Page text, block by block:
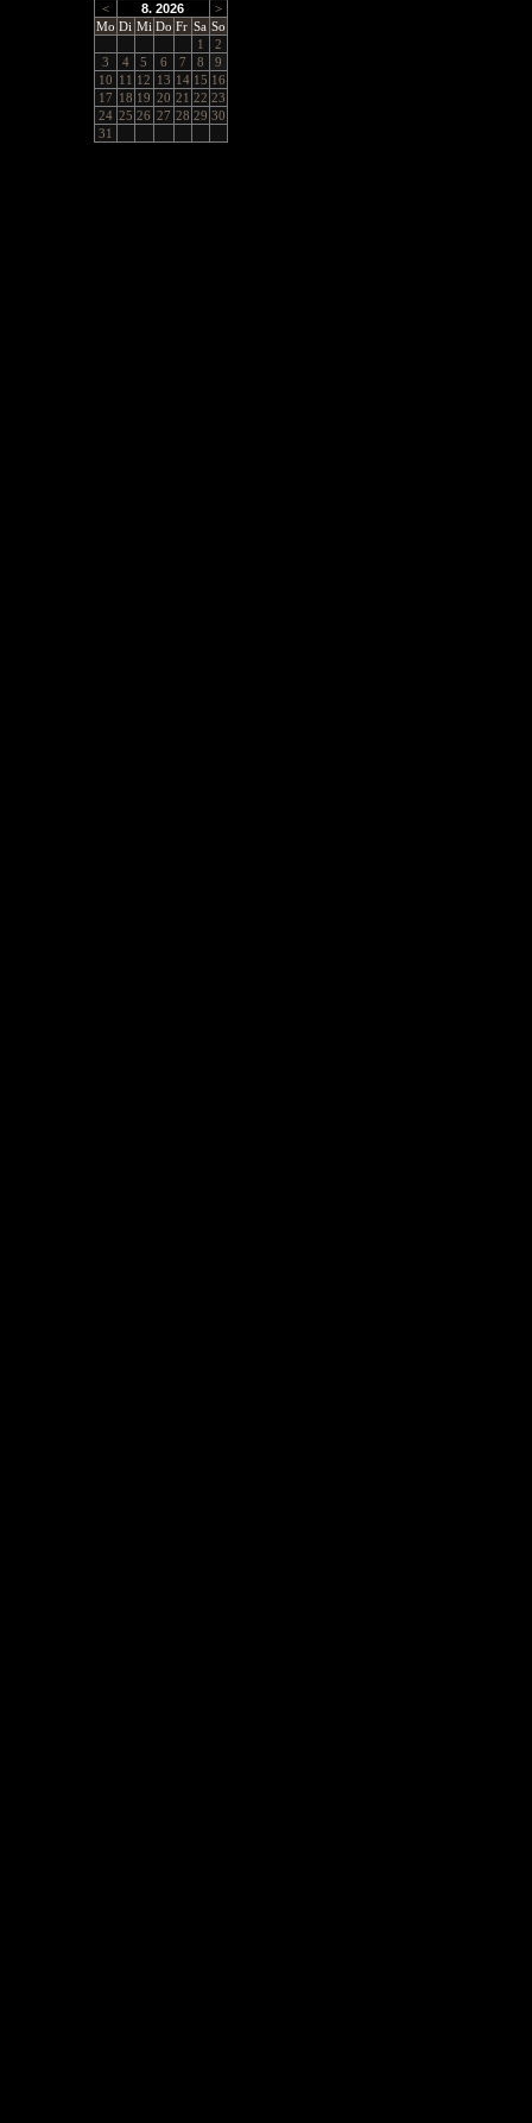
< 8. 2026
>
Mo Di Mi Do Fr Sa So
1
2
3
4 5 6 7 8
9
10 11 12 13 14 15 16
17 18 19 20 21 22 23
24 25 26 27 28 29 30
31